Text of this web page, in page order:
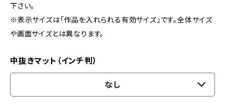
下さい。
※表示サイズは「作品を入れられる有効サイズ」です。全体サイズ
や画面サイズとは異なります。
中抜きマット（インチ判）
なし